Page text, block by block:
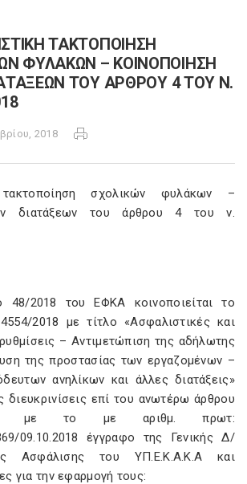
ΤΑΚΤΟΠΟΙΗΣΗ
ΦΥΛΑΚΩΝ – ΚΟΙΝΟΠΟΙΗΣΗ
ΤΟΥ ΑΡΘΡΟΥ 4 ΤΟΥ Ν.
2018
σχολικών φυλάκων –
διατάξεων του άρθρου 4 του ν.
48/2018 του ΕΦΚΑ κοινοποιείται το
2018 με τίτλο «Ασφαλιστικές και
– Αντιμετώπιση της αδήλωτης
της προστασίας των εργαζομένων –
ανηλίκων και άλλες διατάξεις»
διευκρινίσεις επί του ανωτέρω άρθρου
με το με αριθμ. πρωτ:
09.10.2018 έγγραφο της Γενικής Δ/
Ασφάλισης του ΥΠ.Ε.Κ.Α.Κ.Α και
για την εφαρμογή τους: